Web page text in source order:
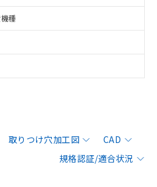
種
取りつけ穴加工図
CAD
規格認証/適合状況